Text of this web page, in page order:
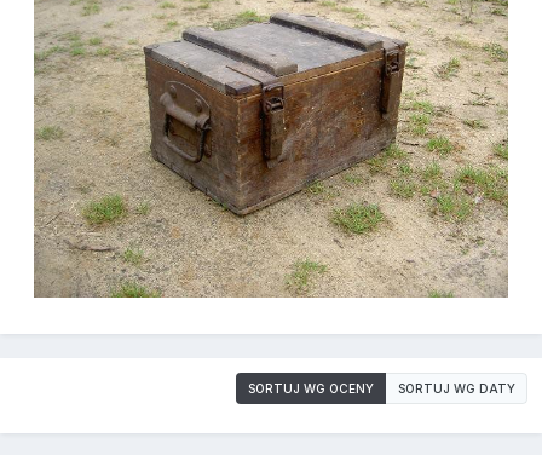
SORTUJ WG OCENY SORTUJ WG DATY